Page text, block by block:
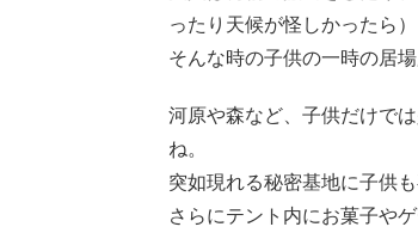
ったり天候が怪しかったら
そんな時の子供の一時の居
河原や森など、子供だけで
ね。
突如現れる秘密基地に子供
さらにテント内にお菓子や